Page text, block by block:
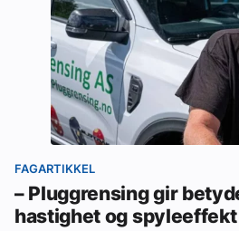
FAGARTIKKEL
– Pluggrensing gir
hastighet og spyleeffekt